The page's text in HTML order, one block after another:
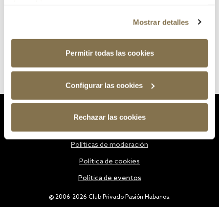
Mostrar detalles
Permitir todas las cookies
Configurar las cookies
Rechazar las cookies
@ 2006-2026 Club Privado Pasión Habanos.
Políticas de moderación
Política de cookies
Política de eventos